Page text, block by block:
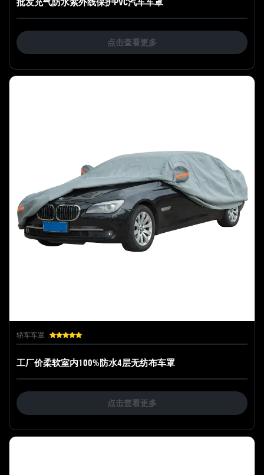
批发充气防水紫外线保护PVC汽车车罩
点击查看更多
轿车车罩
工厂价柔软室内100%防水4层无纺布车罩
点击查看更多